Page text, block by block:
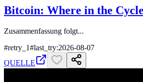
Bitcoin: Where in the
Zusammenfassung folgt...
#retry_1#last_try:2026-08-07
QUELLE